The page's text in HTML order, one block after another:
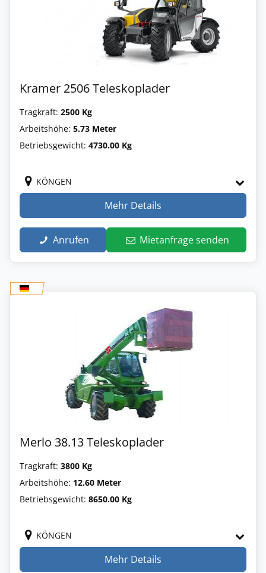
Kramer 2506 Teleskoplader
Tragkraft: 2500 Kg
Arbeitshöhe: 5.73 Meter
Betriebsgewicht: 4730.00 Kg
KÖNGEN
Mehr Details
Anrufen Mietanfrage senden
Merlo 38.13 Teleskoplader
Tragkraft: 3800 Kg
Arbeitshöhe: 12.60 Meter
Betriebsgewicht: 8650.00 Kg
KÖNGEN
Mehr Details